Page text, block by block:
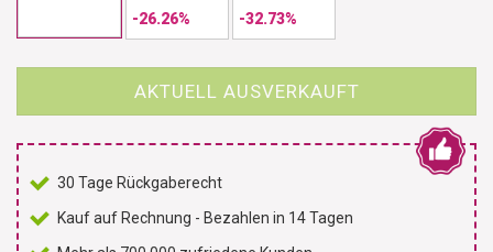
-26.26%
-32.73%
AKTUELL AUSVERKAUFT
30 Tage Rückgaberecht
Kauf auf Rechnung - Bezahlen in 14 Tagen